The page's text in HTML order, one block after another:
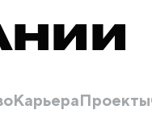
КарьераПроекты